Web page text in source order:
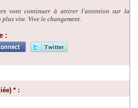
vont continuer à attirer l'attention sur la
vite. Vive le changement.
:
* :